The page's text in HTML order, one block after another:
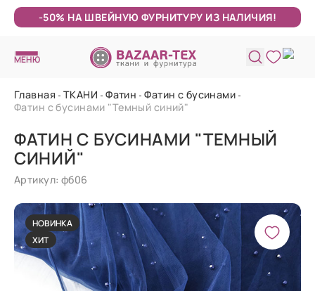
-50% НА ШВЕЙНУЮ ФУРНИТУРУ ИЗ НАЛИЧИЯ!
МЕНЮ
Главная ТКАНИ Фатин
Фатин с бусинами
Фатин с бусинами "Темный синий"
ФАТИН С БУСИНАМИ "ТЕМНЫЙ
СИНИЙ"
Артикул: фб06
НОВИНКА
ХИТ